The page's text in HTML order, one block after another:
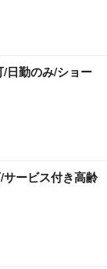
/日勤のみ/ショー
サービス付き高齢